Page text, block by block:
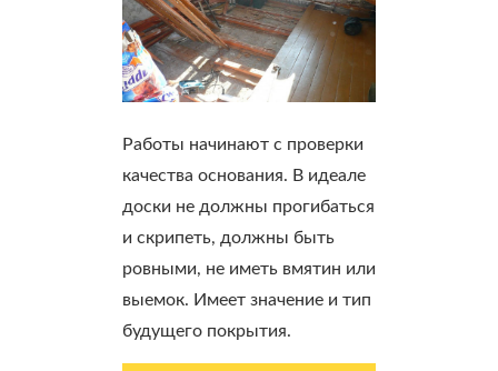
Работы начинают с проверки
качества основания. В идеале
доски не должны прогибаться
и скрипеть, должны быть
ровными, не иметь вмятин или
выемок. Имеет значение и тип
будущего покрытия.